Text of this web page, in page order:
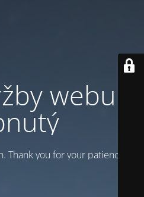
webu je
Thank you for your patience!